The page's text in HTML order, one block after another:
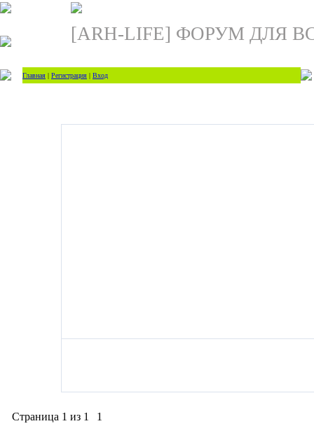
[ARH-LIFE] ФОРУМ ДЛЯ
Главная | Регистрация | Вход
Страница 1 из 1
1